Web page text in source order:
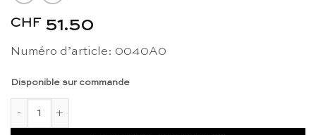
CHF 51.50
Numéro d’article: 0040A0
Disponible sur commande